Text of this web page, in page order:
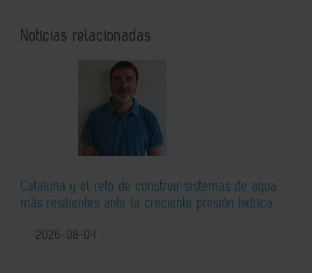
Noticias relacionadas
Cataluña y el reto de construir sistemas de agua
más resilientes ante la creciente presión hídrica
2026-08-04